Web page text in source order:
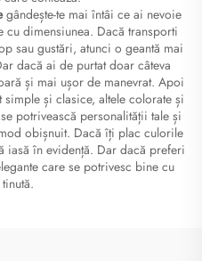
gândește-te mai întâi ce ai nevoie
cu dimensiunea. Dacă transporti
sau gustări, atunci o geantă mai
dacă ai de purtat doar câteva
și mai ușor de manevrat. Apoi
simple și clasice, altele colorate și
potrivească personalității tale și
obișnuit. Dacă îți plac culorile
iasă în evidență. Dar dacă preferi
care se potrivesc bine cu